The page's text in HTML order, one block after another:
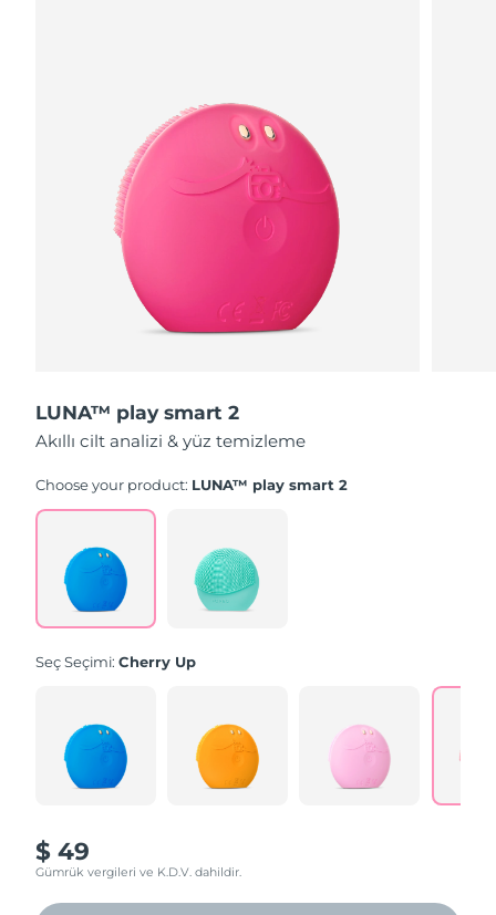
LUNA™ play smart 2
Akıllı cilt analizi & yüz temizleme
Choose your product: LUNA™ play smart 2
Seç Seçimi:Cherry Up
$ 49
Gümrük vergileri ve K.D.V. dahildir.